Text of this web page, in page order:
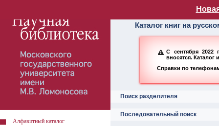
Алфавитный
Каталог книг на
С сентября 2022
вносятся. Каталог
Справки по
Поиск разделителя
Последовательный поиск
Алфавитный каталог